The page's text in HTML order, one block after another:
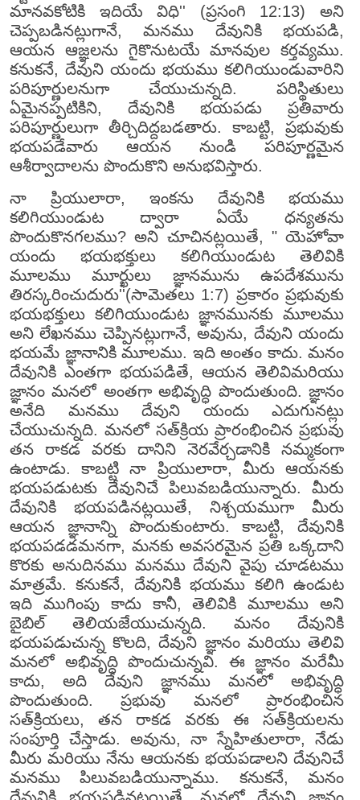
మానవకోటికి ఇదియే విధి'' (ప్రసంగి 12:13) అని
చెప్పబడినట్లుగానే, మనము దేవునికి భయపడి,
ఆయన ఆజ్ఞలను గైకొనుటయే మానవుల కర్తవ్యము.
కనుకనే, దేవుని యందు భయము కలిగియుండువారిని
పరిపూర్ణులనుగా చేయుచున్నది. పరిస్థితులు
ఏమైనప్పటికిని, దేవునికి భయపడు ప్రతివారు
పరిపూర్ణులుగా తీర్చిదిద్దబడతారు. కాబట్టి, ప్రభువుకు
భయపడేవారు ఆయన నుండి పరిపూర్ణమైన
ఆశీర్వాదాలను పొందుకొని అనుభవిస్తారు.
నా ప్రియులారా, ఇంకను దేవునికి భయము
కలిగియుండుట ద్వారా ఏయే ధన్యతను
పొందుకొనగలము? అని చూచినట్లయితే, " యెహోవా
యందు భయభక్తులు కలిగియుండుట తెలివికి
మూలము మూర్ఖులు జ్ఞానమును ఉపదేశమును
తిరస్కరించుదురు''(సామెతలు 1:7) ప్రకారం ప్రభువుకు
భయభక్తులు కలిగియుండుట జ్ఞానమునకు మూలము
అని లేఖనము చెప్పినట్లుగానే, అవును, దేవుని యందు
భయమే జ్ఞానానికి మూలము. ఇది అంతం కాదు. మనం
దేవునికి ఎంతగా భయపడితే, ఆయన తెలివిమరియు
జ్ఞానం మనలో అంతగా అభివృద్ధి పొందుతుంది. జ్ఞానం
అనేది మనము దేవుని యందు ఎదుగునట్లు
చేయుచున్నది. మనలో సత్‌క్రియ ప్రారంభించిన ప్రభువు
తన రాకడ వరకు దానిని నెరవేర్చడానికి నమ్మకంగా
ఉంటాడు. కాబట్టి నా ప్రియులారా, మీరు ఆయనకు
భయపడుటకు దేవునిచే పిలువబడియున్నారు. మీరు
దేవునికి భయపడినట్లయితే, నిశ్చయముగా మీరు
ఆయన జ్ఞానాన్ని పొందుకుంటారు. కాబట్టి, దేవునికి
భయపడడమనగా, మనకు అవసరమైన ప్రతి ఒక్కదాని
కొరకు అనుదినము మనము దేవుని వైపు చూడటము
మాత్రమే. కనుకనే, దేవునికి భయము కలిగి ఉండుట
ఇది ముగింపు కాదు కానీ, తెలివికి మూలము అని
బైబిల్ తెలియజేయుచున్నది. మనం దేవునికి
భయపడుచున్న కొలది, దేవుని జ్ఞానం మరియు తెలివి
మనలో అభివృద్ధి పొందుచున్నవి. ఈ జ్ఞానం మరేమీ
కాదు, అది దేవుని జ్ఞానము మనలో అభివృద్ధి
పొందుతుంది. ప్రభువు మనలో ప్రారంభించిన
సత్‌క్రియలు, తన రాకడ వరకు ఈ సత్‌క్రియలను
సంపూర్తి చేస్తాడు. అవును, నా స్నేహితులారా, నేడు
మీరు మరియు నేను ఆయనకు భయపడాలని దేవునిచే
మనము పిలువబడియున్నాము. కనుకనే, మనం